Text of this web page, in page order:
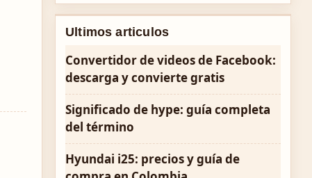
Ultimos articulos
Convertidor de videos de Facebook:
descarga y convierte gratis
Significado de hype: guía completa
del término
Hyundai i25: precios y guía de